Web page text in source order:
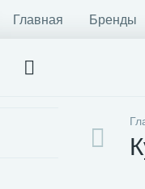
Главная Бренды